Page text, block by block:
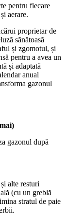
pentru fiecare
aerare.
proprietar de
sănătoasă
și zgomotul, și
pentru a avea un
și adaptată
anual
gazonul
gazonul după
alte resturi
(cu un greblă
stratul de paie